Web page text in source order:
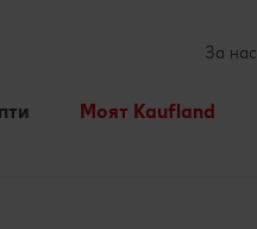
Моят Kaufland
За нас